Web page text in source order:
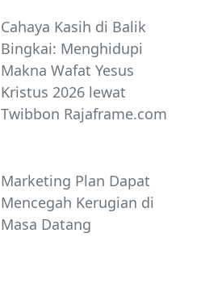
Cahaya Kasih di Balik
Bingkai: Menghidupi
Makna Wafat Yesus
Kristus 2026 lewat
Twibbon Rajaframe.com
Marketing Plan Dapat
Mencegah Kerugian di
Masa Datang